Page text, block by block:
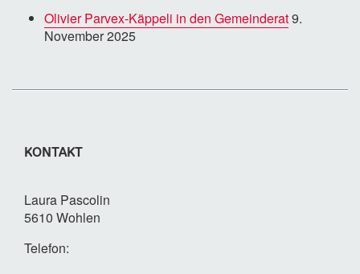
Olivier Parvex-Käppeli in den Gemeinderat9.
November 2025
KONTAKT
Laura Pascolin
5610 Wohlen
Telefon: